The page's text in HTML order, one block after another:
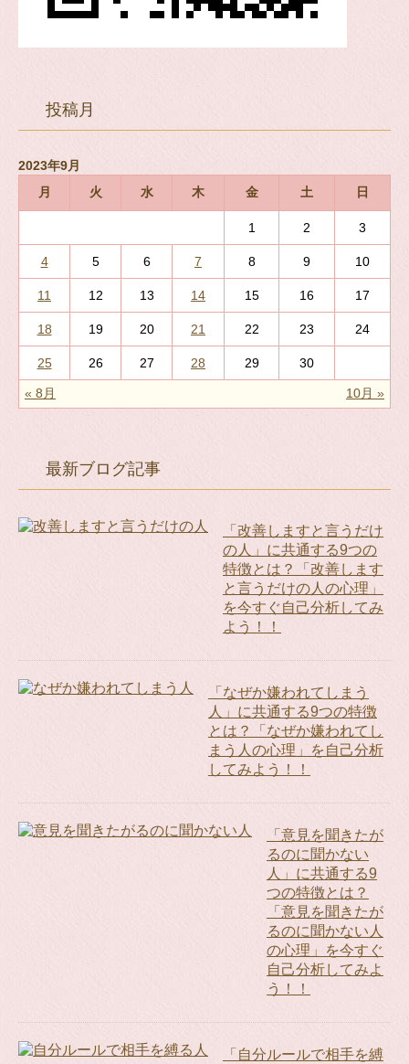
投稿月
2023年9月
月
火 水 木 金 土 日
« 8月 10月 »
1 2 3
4 5 6 7 8 9 10
11 12 13 14 15 16 17
18 19 20 21 22 23 24
25 26 27 28 29 30
最新ブログ記事
「改善しますと言うだけ
の人」に共通する9つの
特徴とは？「改善します
と言うだけの人の心理」
を今すぐ自己分析してみ
よう！！
「なぜか嫌われてしまう
人」に共通する9つの特徴
とは？「なぜか嫌われてし
まう人の心理」を自己分析
してみよう！！
「意見を聞きたが
るのに聞かない
人」に共通する9
つの特徴とは？
「意見を聞きたが
るのに聞かない人
の心理」を今すぐ
自己分析してみよ
う！！
「自分ルールで相手を縛